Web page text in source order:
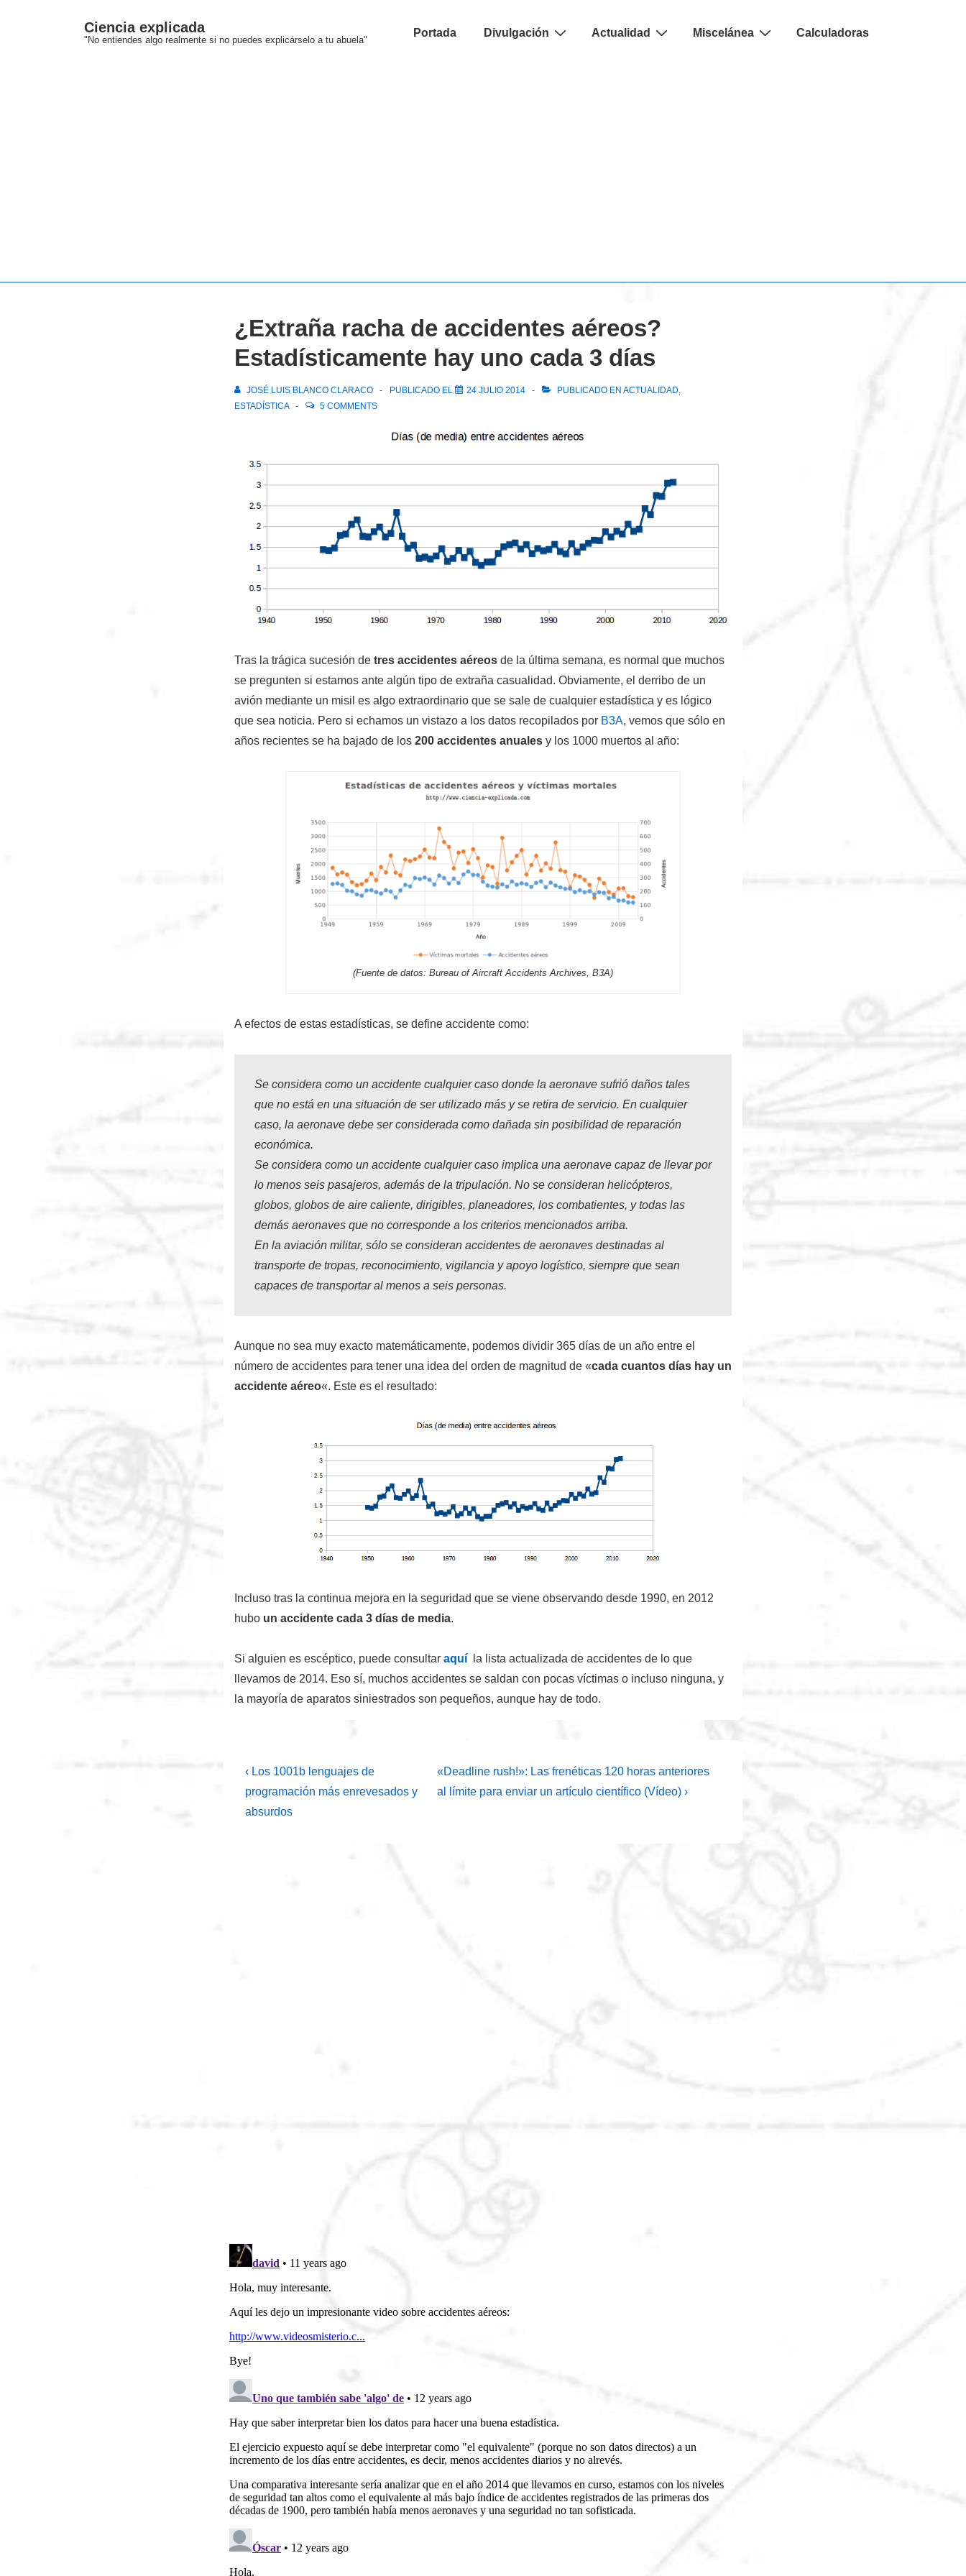
Ciencia explicada
"No entiendes algo realmente si no puedes explicárselo a tu abuela"
Navegación
Portada Divulgación Actualidad Miscelánea Calculadoras
¿Extraña racha de accidentes aéreos?
Estadísticamente hay uno cada 3 días
JOSÉ LUIS BLANCO CLARACO PUBLICADO EL 24 JULIO 2014 PUBLICADO EN ACTUALIDAD,
ESTADÍSTICA
5 COMMENTS
Tras la trágica sucesión de tres accidentes aéreosde la última semana, es normal que muchos
se pregunten si estamos ante algún tipo de extraña casualidad. Obviamente, el derribo de un
avión mediante un misil es algo extraordinario que se sale de cualquier estadística y es lógico
que sea noticia. Pero si echamos un vistazo a los datos recopilados por B3A, vemos que sólo en
años recientes se ha bajado de los 200 accidentes anualesy los 1000 muertos al año:
(Fuente de datos: Bureau of Aircraft Accidents Archives, B3A)
A efectos de estas estadísticas, se define accidente como:
Se considera como un accidente cualquier caso donde la aeronave sufrió daños tales
que no está en una situación de ser utilizado más y se retira de servicio. En cualquier
caso, la aeronave debe ser considerada como dañada sin posibilidad de reparación
económica.
Se considera como un accidente cualquier caso implica una aeronave capaz de llevar por
lo menos seis pasajeros, además de la tripulación. No se consideran helicópteros,
globos, globos de aire caliente, dirigibles, planeadores, los combatientes, y todas las
demás aeronaves que no corresponde a los criterios mencionados arriba.
En la aviación militar, sólo se consideran accidentes de aeronaves destinadas al
transporte de tropas, reconocimiento, vigilancia y apoyo logístico, siempre que sean
capaces de transportar al menos a seis personas.
Aunque no sea muy exacto matemáticamente, podemos dividir 365 días de un año entre el
número de accidentes para tener una idea del orden de magnitud de «cada cuantos días hay un
accidente aéreo«. Este es el resultado:
Incluso tras la continua mejora en la seguridad que se viene observando desde 1990, en 2012
hubo un accidente cada 3 días de media.
Si alguien es escéptico, puede consultar aquíla lista actualizada de accidentes de lo que
llevamos de 2014. Eso sí, muchos accidentes se saldan con pocas víctimas o incluso ninguna, y
la mayoría de aparatos siniestrados son pequeños, aunque hay de todo.
Navegación
de
entradas
La
entrada
anterior
‹ Los 1001b lenguajes de
programación más enrevesados y
absurdos
La
entrada
«Deadline rush!»: Las frenéticas 120 horas anteriores
al límite para enviar un artículo científico (Vídeo) ›